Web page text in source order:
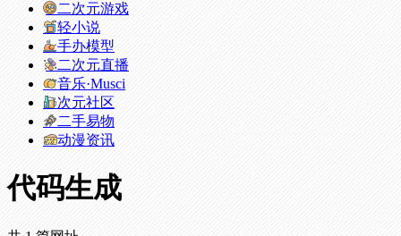
二次元游戏
轻小说
手办模型
二次元直播
音乐·Musci
次元社区
二手易物
动漫资讯
代码生成